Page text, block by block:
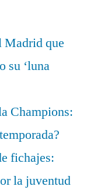
Madrid que
su ‘luna
Champions:
fichajes:
la juventud